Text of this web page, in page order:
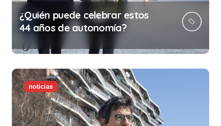
¿Quién puede celebrar estos
44 años de autonomía?
noticias